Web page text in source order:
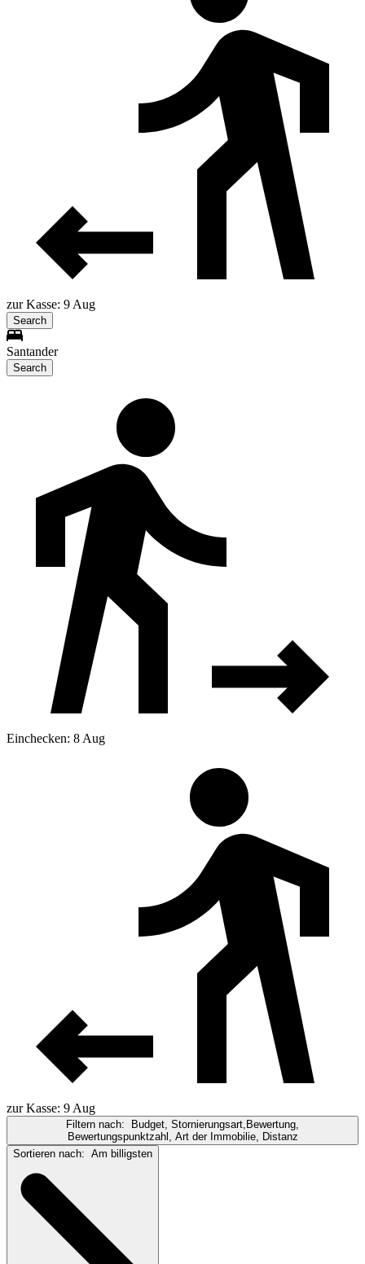
zur Kasse: 9 Aug
Search
Santander
Search
Einchecken: 8 Aug
zur Kasse: 9 Aug
Filtern nach:
Budget, Stornierungsart,Bewertung,
Bewertungspunktzahl, Art der Immobilie, Distanz
Sortieren nach: Am billigsten